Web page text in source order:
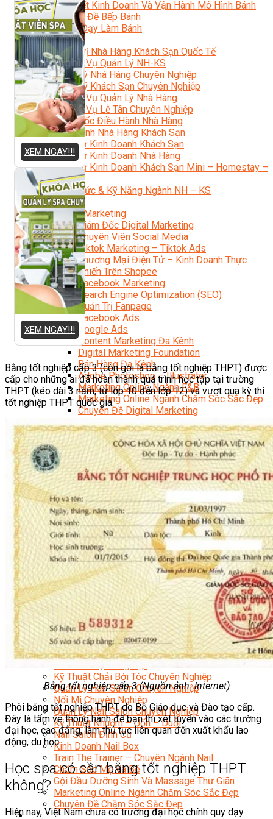
Bí Quyết Kinh Doanh Và Vận Hành Mô Hình Bánh
Chuyên Đề Bếp Bánh
Video Dạy Làm Bánh
Quản Trị NHKS
Quản Trị Nhà Hàng Khách Sạn Quốc Tế
Nghiệp Vụ Quản Lý NH-KS
Quản Lý Nhà Hàng Chuyên Nghiệp
Quản Lý Khách Sạn Chuyên Nghiệp
Nghiệp Vụ Quản Lý Nhà Hàng
Nghiệp Vụ Lễ Tân Chuyên Nghiệp
Giám Đốc Điều Hành Nhà Hàng
Tiếng Anh Nhà Hàng Khách Sạn
Khởi Sự Kinh Doanh Khách Sạn
Khởi Sự Kinh Doanh Nhà Hàng
Khởi Sự Kinh Doanh Khách Sạn Mini – Homestay –
AirBnB
Kiến Thức & Kỹ Năng Ngành NH – KS
Marketing
Digital Marketing
Giám Đốc Digital Marketing
Chuyên Viên Social Media
Tiktok Marketing – Tiktok Ads
Thương Mại Điện Tử – Kinh Doanh Thực
Chiến Trên Shopee
Facebook Marketing
Search Engine Optimization (SEO)
Quản Trị Fanpage
Facebook Ads
Google Ads
Content Marketing Đa Kênh
Digital Marketing Foundation
Bán Hàng Đa Kênh
Adobe Photoshop – Illustrator
Marketing Online Ngành F&B
Marketing Online Ngành Chăm Sóc Sắc Đẹp
Chuyên Đề Digital Marketing
Media Production
Chuyên Viên Tổ Chức Sự Kiện
Truyền Thông Đa Phương Tiện
Media Production
Nhiếp Ảnh Thương Mại
Sản Xuất Phim Kỹ Thuật Số
Biên Tập Video Cơ Bản Với Capcut
Dựng Phim Cơ Bản Với Adobe Premiere Pro
Sức Khỏe
Kỹ Thuật Viên Xoa Bóp Ấn Huyệt Trị Liệu
Chăm Sóc Người Cao Tuổi
Sắc Đẹp
Kỹ Thuật Viên Spa
Quản Lý Spa
Khởi Sự Kinh Doanh Spa và Salon
Kinh Doanh Chuỗi và Nhượng Quyền Spa, Salon
Chăm Sóc Và Điều Trị Da
Chuyên Viên Trang Điểm
Trang Điểm Cô Dâu
Phun Xăm Thẩm Mỹ
Kỹ Thuật Tạo Sợi Hairstroke
Barber Chuyên Nghiệp
Kỹ Thuật Chải Bới Tóc Chuyên Nghiệp
Quản Lý Hair Salon Chuyên Nghiệp
Nối Mi Chuyên Nghiệp
Quản Lý Nail Salon Chuyên Nghiệp
Kỹ Thuật Nhuộm – Uốn – Duỗi
Nail Salon Định Cư
Kinh Doanh Nail Box
Train The Trainer – Chuyên Ngành Nail
Chăm Sóc Mẹ Và Bé
Gội Đầu Dưỡng Sinh Và Massage Thư Giãn
Marketing Online Ngành Chăm Sóc Sắc Đẹp
Chuyên Đề Chăm Sóc Sắc Đẹp
Âm Nhạc
XEM NGAY!!!
XEM NGAY!!!
Bằng tốt nghiệp cấp 3 (còn gọi là bằng tốt nghiệp THPT) được
cấp cho những ai đã hoàn thành quá trình học tập tại trường
THPT (kéo dài 3 năm, từ lớp 10 đến lớp 12) và vượt qua kỳ thi
tốt nghiệp THPT quốc gia.
Bằng tốt nghiệp cấp 3 (Nguồn ảnh: Internet)
Phôi bằng tốt nghiệp THPT do Bộ Giáo dục và Đào tạo cấp.
Đây là tấm vé thông hành để bạn thi xét tuyển vào các trường
đại học, cao đẳng, làm thủ tục liên quan đến xuất khẩu lao
động, du học…
Học spa có cần bằng tốt nghiệp THPT
không?
Hiện nay, Việt Nam chưa có trường đại học chính quy dạy